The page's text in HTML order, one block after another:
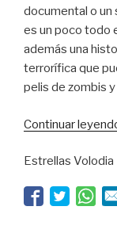
documental o un
es un poco todo
además una
terrorífica que
pelis de zombis
Continuar
Estrellas Volodia